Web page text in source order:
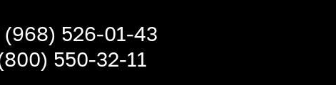
(968) 526-01-43
550-32-11